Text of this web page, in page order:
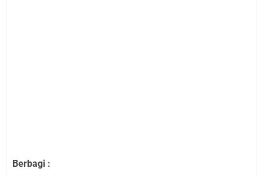
Berbagi :